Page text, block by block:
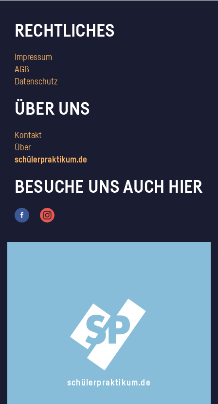
RECHTLICHES
Impressum
AGB
Datenschutz
ÜBER UNS
Kontakt
Über
schülerpraktikum.de
BESUCHE UNS AUCH HIER
schülerpraktikum.de